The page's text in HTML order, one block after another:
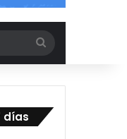
por
días